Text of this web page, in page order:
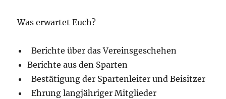
Was erwartet Euch?
Berichte über das Vereinsgeschehen
Berichte aus den Sparten
Bestätigung der Spartenleiter und Beisitzer
Ehrung langjähriger Mitglieder